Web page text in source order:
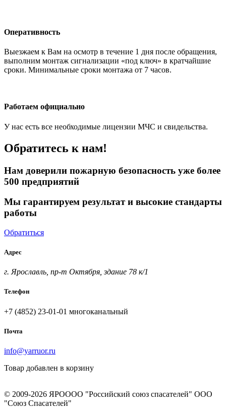
Оперативность
Выезжаем к Вам на осмотр в течение 1 дня после обращения,
выполним монтаж сигнализации «под ключ» в кратчайшие
сроки. Минимальные сроки монтажа от 7 часов.
Работаем официально
У нас есть все необходимые лицензии МЧС и свидельства.
Обратитесь к нам!
Нам доверили пожарную безопасность уже более
500 предприятий
Мы гарантируем результат и высокие стандарты
работы
Обратиться
Адрес
г. Ярославль, пр-т Октября, здание 78 к/1
Телефон
+7 (4852) 23-01-01 многоканальный
Почта
info@yarruor.ru
Товар добавлен в корзину
© 2009-2026 ЯРОООО "Российский союз спасателей" ООО
"Союз Спасателей"